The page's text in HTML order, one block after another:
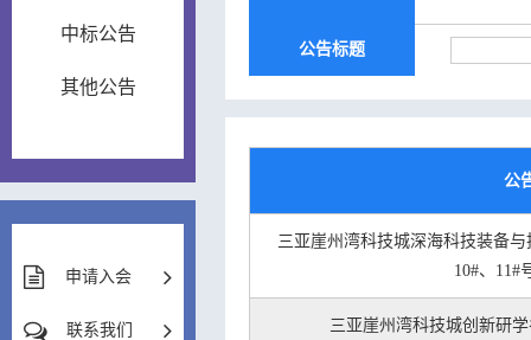
中标公告
其他公告
申请入会
联系我们
公告标题
公
三亚崖州湾科技城深海科技装备
10#、11#
三亚崖州湾科技城创新研